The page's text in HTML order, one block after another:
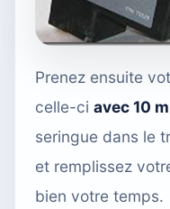
Prenez ensuite
celle-ci avec 10
seringue dans le
et remplissez
bien votre temps.